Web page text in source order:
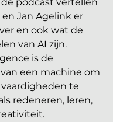
Jan Agelink er
en ook wat de
van AI zijn.
is de
een machine om
te
redeneren, leren,